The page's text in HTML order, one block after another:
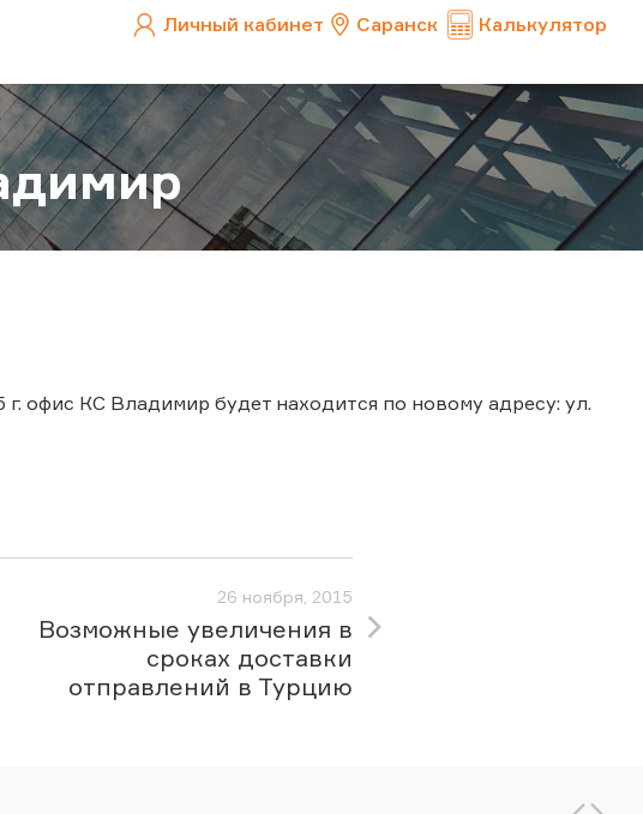
Личный кабинет Саранск Калькулятор
офис КС Владимир будет находится по новому адресу: ул.
26 ноября, 2015
Возможные увеличения в
сроках доставки
отправлений в Турцию